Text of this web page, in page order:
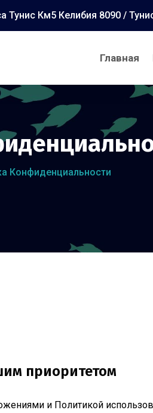
Тунис Км5 Келибия 8090 /
Главная
Конфиденциальности
приоритетом
и Политикой